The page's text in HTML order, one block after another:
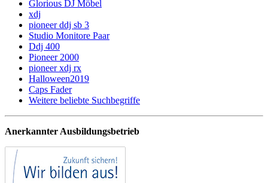
Glorious DJ Möbel
xdj
pioneer ddj sb 3
Studio Monitore Paar
Ddj 400
Pioneer 2000
pioneer xdj rx
Halloween2019
Caps Fader
Weitere beliebte Suchbegriffe
Anerkannter Ausbildungsbetrieb